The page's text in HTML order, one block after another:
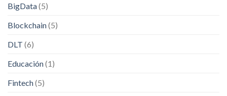
BigData(5)
Blockchain(5)
DLT (6)
Educación(1)
Fintech(5)